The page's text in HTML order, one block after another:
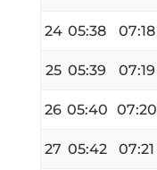
24 05:38 07:18
25 05:39 07:19
26 05:40 07:20
27 05:42 07:21